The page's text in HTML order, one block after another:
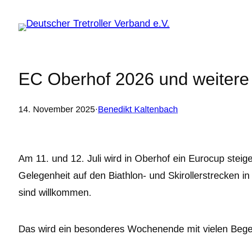
Inhalt
EC Oberhof 2026 und
14. November 2025·Benedikt Kaltenbach
Am 11. und 12. Juli wird in Oberhof ein Eurocup
Gelegenheit auf den Biathlon- und Skirollerstrecken
sind willkommen.
Das wird ein besonderes Wochenende mit vielen